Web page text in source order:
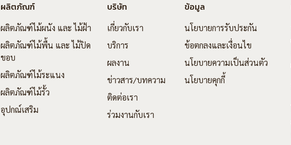
ผลิตภัณฑ์
ผลิตภัณฑ์ไม้ผนัง และ ไม้ฝ้า
ผลิตภัณฑ์ไม้พื้น และ ไม้ปิด
ขอบ
ผลิตภัณฑ์ไม้ระแนง
ผลิตภัณฑ์ไม้รั้ว
อุปกณ์เสริม
บริษัท
เกี่ยวกับเรา
บริการ
ผลงาน
ข่าวสาร/บทความ
ติดต่อเรา
ร่วมงานกับเรา
ข้อมูล
นโยบายการรับประกัน
ข้อตกลงและเงื่อนไข
นโยบายความเป็นส่วนตัว
นโยบายคุกกี้